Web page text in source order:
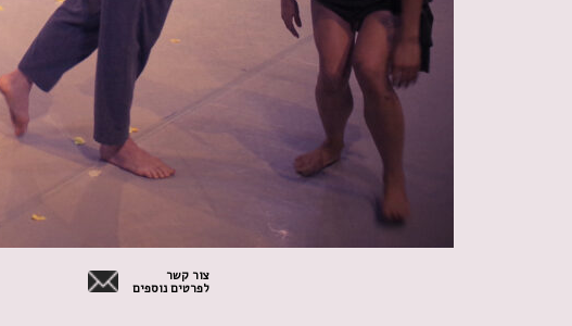
צור קשר
לפרטים נוספים